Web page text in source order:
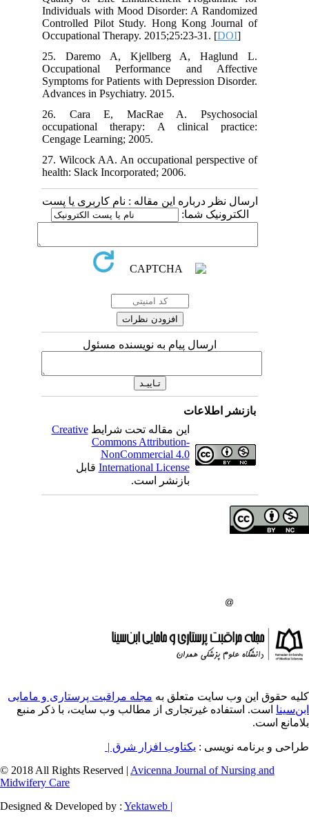
Individuals with Mood Disorder: A
Controlled Pilot Study. Hong Kong
Occupational Therapy. 2015;25:23-31. [
25. Daremo A, Kjellberg A,
Occupational Performance and
Symptoms for Patients with Depression
Advances in Psychiatry. 2015.
26. Cara E, MacRae A.
occupational therapy: A clinical
Cengage Learning; 2005.
27. Wilcock AA. An occupational
health: Slack Incorporated; 2006.
درباره این مقاله : نام کاربری یا پست
ارسال پیام به نویسنده مسئول
این مقاله تحت شرایطCreative
Commons Attribution-
NonCommercial 4.0
International Licenseقابل
متعلق به مجله مراقبت پرستاری و مامایی
غیرتجاری از مطالب وب سایت، با ذکر منبع
:یکتاوب افزار شرق |
© 2018 All Rights Reserved |Avicenna Journal
Designed & Developed by :